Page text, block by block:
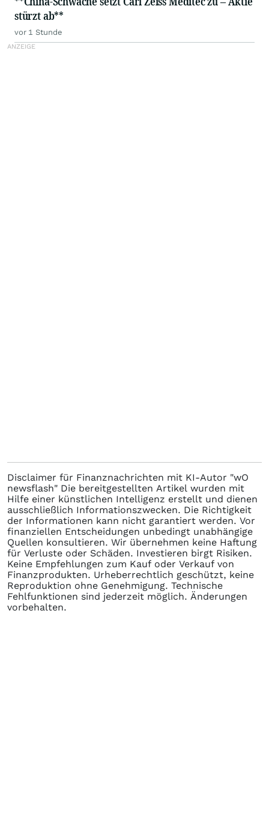
stürzt ab**
vor 1 Stunde
Disclaimer für Finanznachrichten mit KI-Autor "wO
newsflash" Die bereitgestellten Artikel wurden mit
Hilfe einer künstlichen Intelligenz erstellt und dienen
ausschließlich Informationszwecken. Die Richtigkeit
der Informationen kann nicht garantiert werden. Vor
finanziellen Entscheidungen unbedingt unabhängige
Quellen konsultieren. Wir übernehmen keine Haftung
für Verluste oder Schäden. Investieren birgt Risiken.
Keine Empfehlungen zum Kauf oder Verkauf von
Finanzprodukten. Urheberrechtlich geschützt, keine
Reproduktion ohne Genehmigung. Technische
Fehlfunktionen sind jederzeit möglich. Änderungen
vorbehalten.